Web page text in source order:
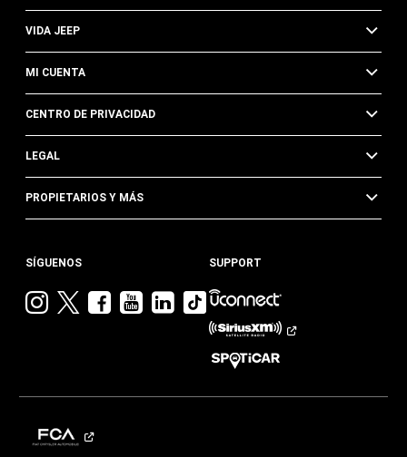
VIDA JEEP
MI CUENTA
CENTRO DE PRIVACIDAD
LEGAL
PROPIETARIOS Y MÁS
SÍGUENOS
VisitaVisitaVisitaVisita
YouTube
Visita
Jeep
Linkedin
Visita
Jeep
en
TikTok
SUPPORT